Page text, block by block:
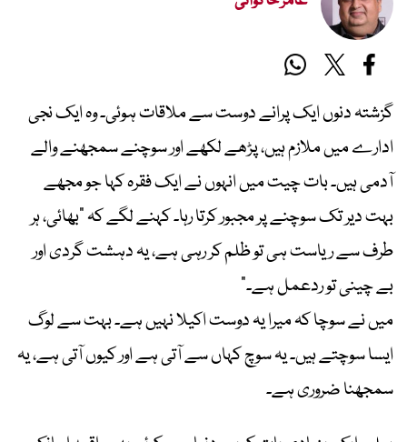
گزشتہ دنوں ایک پرانے دوست سے ملاقات ہوئی۔ وہ ایک نجی
ادارے میں ملازم ہیں، پڑھے لکھے اور سوچنے سمجھنے والے
آدمی ہیں۔ بات چیت میں انہوں نے ایک فقرہ کہا جو مجھے
بہت دیر تک سوچنے پر مجبور کرتا رہا۔ کہنے لگے کہ “بھائی، ہر
طرف سے ریاست ہی تو ظلم کر رہی ہے، یہ دہشت گردی اور
بے چینی تو ردعمل ہے۔”
میں نے سوچا کہ میرا یہ دوست اکیلا نہیں ہے۔ بہت سے لوگ
ایسا سوچتے ہیں۔ یہ سوچ کہاں سے آتی ہے اور کیوں آتی ہے، یہ
سمجھنا ضروری ہے۔